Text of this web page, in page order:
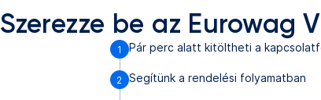
Szerezze be az Eurowag
1 Pár perc alatt kitöltheti a
2 Segítünk a rendelési folyamatban